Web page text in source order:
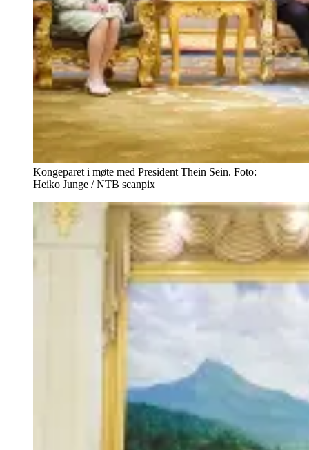
Kongeparet i møte med President Thein Sein. Foto:
Heiko Junge / NTB scanpix